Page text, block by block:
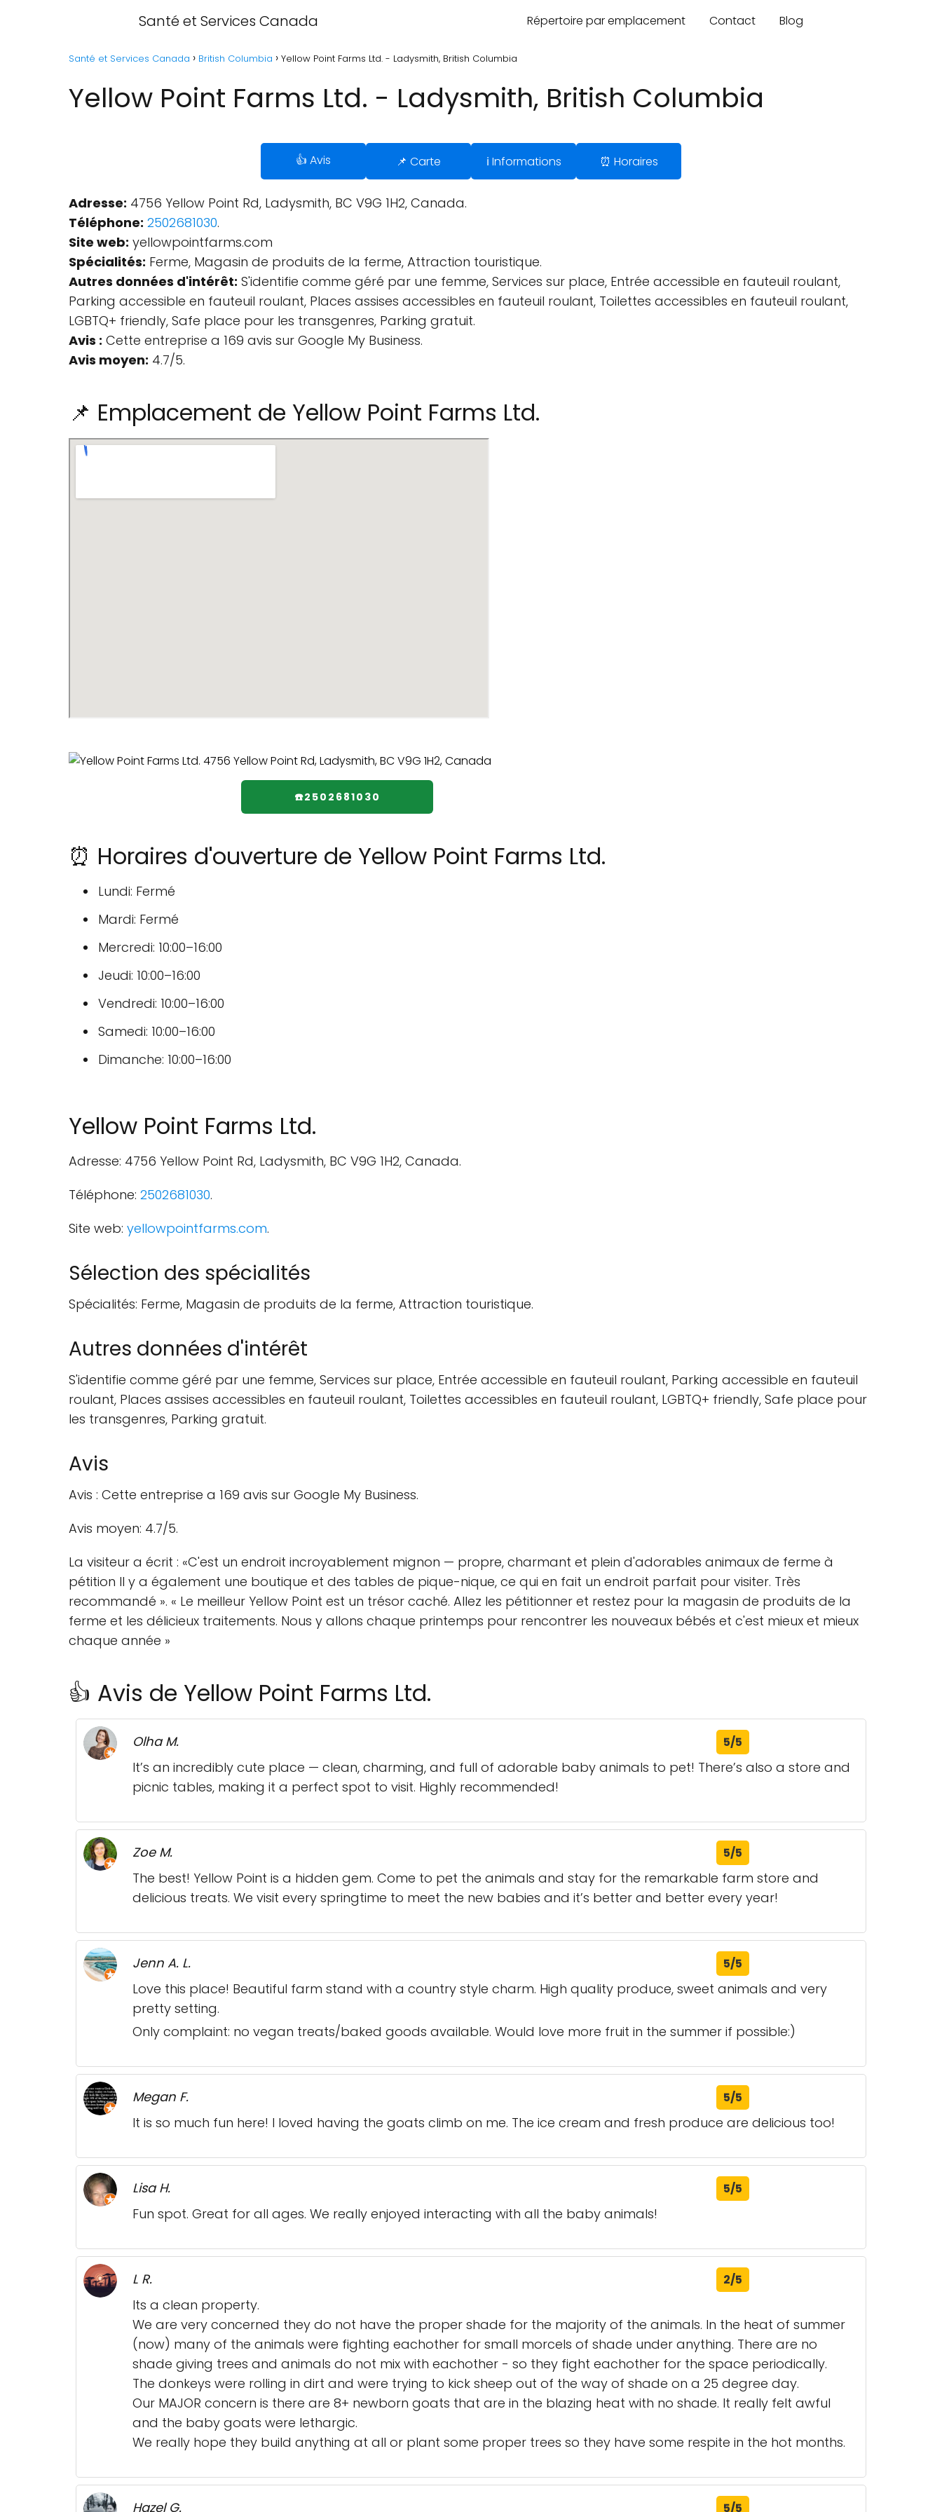
Santé et Services Canada Répertoire par emplacement Contact Blog
Santé et Services Canada British Columbia Yellow Point Farms Ltd. - Ladysmith, British Columbia
Yellow Point Farms Ltd. - Ladysmith, British Columbia
👍 Avis 📌 Carte ℹ️ Informations ⏰ Horaires
Adresse: 4756 Yellow Point Rd, Ladysmith, BC V9G 1H2, Canada.
Téléphone: 2502681030.
Site web: yellowpointfarms.com
Spécialités: Ferme, Magasin de produits de la ferme, Attraction touristique.
Autres données d'intérêt: S'identifie comme géré par une femme, Services sur place, Entrée accessible en fauteuil roulant,
Parking accessible en fauteuil roulant, Places assises accessibles en fauteuil roulant, Toilettes accessibles en fauteuil roulant,
LGBTQ+ friendly, Safe place pour les transgenres, Parking gratuit.
Avis : Cette entreprise a 169 avis sur Google My Business.
Avis moyen: 4.7/5.
📌 Emplacement de Yellow Point Farms Ltd.
☎️2502681030
⏰ Horaires d'ouverture de Yellow Point Farms Ltd.
Lundi: Fermé
Mardi: Fermé
Mercredi: 10:00–16:00
Jeudi: 10:00–16:00
Vendredi: 10:00–16:00
Samedi: 10:00–16:00
Dimanche: 10:00–16:00
Yellow Point Farms Ltd.
Adresse: 4756 Yellow Point Rd, Ladysmith, BC V9G 1H2, Canada.
Téléphone: 2502681030.
Site web: yellowpointfarms.com.
Sélection des spécialités
Spécialités: Ferme, Magasin de produits de la ferme, Attraction touristique.
Autres données d'intérêt
S'identifie comme géré par une femme, Services sur place, Entrée accessible en fauteuil roulant, Parking accessible en fauteuil
roulant, Places assises accessibles en fauteuil roulant, Toilettes accessibles en fauteuil roulant, LGBTQ+ friendly, Safe place pour
les transgenres, Parking gratuit.
Avis
Avis : Cette entreprise a 169 avis sur Google My Business.
Avis moyen: 4.7/5.
La visiteur a écrit : «C'est un endroit incroyablement mignon — propre, charmant et plein d'adorables animaux de ferme à
pétition Il y a également une boutique et des tables de pique-nique, ce qui en fait un endroit parfait pour visiter. Très
recommandé ». « Le meilleur Yellow Point est un trésor caché. Allez les pétitionner et restez pour la magasin de produits de la
ferme et les délicieux traitements. Nous y allons chaque printemps pour rencontrer les nouveaux bébés et c'est mieux et mieux
chaque année »
👍 Avis de Yellow Point Farms Ltd.
Olha M. 5/5
It’s an incredibly cute place — clean, charming, and full of adorable baby animals to pet! There’s also a store and
picnic tables, making it a perfect spot to visit. Highly recommended!
Zoe M. 5/5
The best! Yellow Point is a hidden gem. Come to pet the animals and stay for the remarkable farm store and
delicious treats. We visit every springtime to meet the new babies and it’s better and better every year!
Jenn A. L. 5/5
Love this place! Beautiful farm stand with a country style charm. High quality produce, sweet animals and very
pretty setting.
Only complaint: no vegan treats/baked goods available. Would love more fruit in the summer if possible:)
Megan F. 5/5
It is so much fun here! I loved having the goats climb on me. The ice cream and fresh produce are delicious too!
Lisa H. 5/5
Fun spot. Great for all ages. We really enjoyed interacting with all the baby animals!
L R. 2/5
Its a clean property.
We are very concerned they do not have the proper shade for the majority of the animals. In the heat of summer
(now) many of the animals were fighting eachother for small morcels of shade under anything. There are no
shade giving trees and animals do not mix with eachother - so they fight eachother for the space periodically.
The donkeys were rolling in dirt and were trying to kick sheep out of the way of shade on a 25 degree day.
Our MAJOR concern is there are 8+ newborn goats that are in the blazing heat with no shade. It really felt awful
and the baby goats were lethargic.
We really hope they build anything at all or plant some proper trees so they have some respite in the hot months.
Hazel G. 5/5